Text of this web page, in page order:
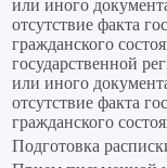
или иного
отсутствие факта
гражданского
государственной
или иного
отсутствие факта
гражданского
Подготовка